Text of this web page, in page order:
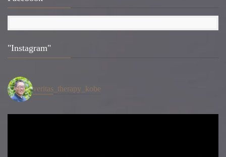
"Instagram"
veritas_therapy_kobe